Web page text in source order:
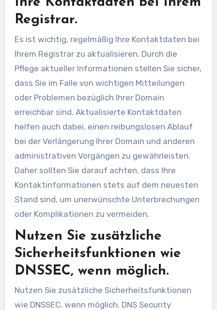
Registrar.
Es ist wichtig, regelmäßig Ihre Kontaktdaten bei
Ihrem Registrar zu aktualisieren. Durch die
Pflege aktueller Informationen stellen Sie sicher,
dass Sie im Falle von wichtigen Mitteilungen
oder Problemen bezüglich Ihrer Domain
erreichbar sind. Aktualisierte Kontaktdaten
helfen auch dabei, einen reibungslosen Ablauf
bei der Verlängerung Ihrer Domain und anderen
administrativen Vorgängen zu gewährleisten.
Daher sollten Sie darauf achten, dass Ihre
Kontaktinformationen stets auf dem neuesten
Stand sind, um unerwünschte Unterbrechungen
oder Komplikationen zu vermeiden.
Nutzen Sie zusätzliche
Sicherheitsfunktionen wie
DNSSEC, wenn möglich.
Nutzen Sie zusätzliche Sicherheitsfunktionen
wie DNSSEC, wenn möglich. DNS Security